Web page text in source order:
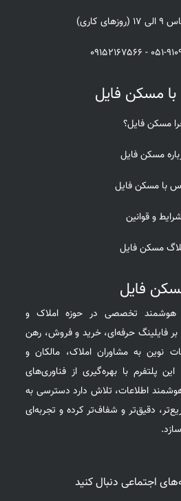
کاری)
- ۰۹۱۵۲۱۶۷۵۶۶
با مسکن فایل
مسکن فایل؟
مسکن فایل
با مسکن فایل
شرایط و قوانین
مسکن فایل
فایل
تخصصی در حوزه املاک و
فایلینگ حرفه‌ای، خرید و فروش، رهن
نوین به مشاوران املاک، مالکان و
پلتفرم با بهره‌گیری از فناوری‌های
اطلاعات، تلاش دارد دسترسی به
دقیق‌تر و شفاف‌تر کرده و تجربه‌ای
اجتماعی دنبال کنید